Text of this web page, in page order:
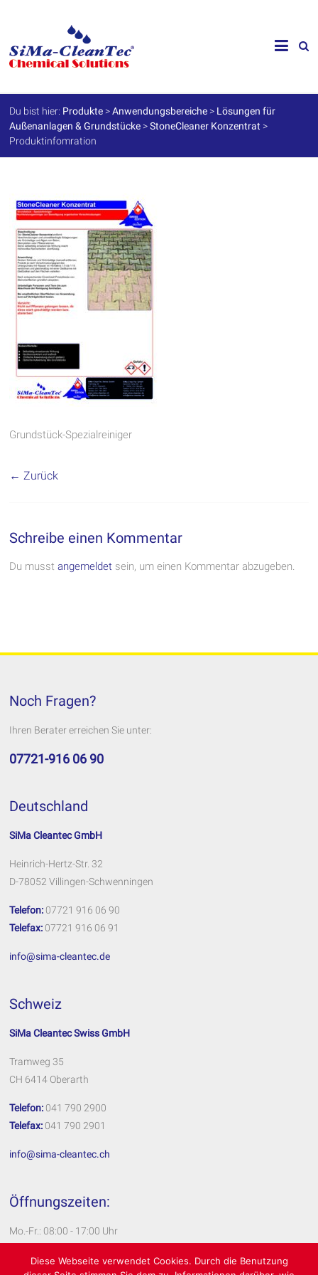
SiMa-
Cleantec
GmbH
Spezialprodukte
für
Instandhaltung
Du bist hier: Produkte >Anwendungsbereiche > Lösungen für
Außenanlagen & Grundstücke >StoneCleaner Konzentrat >
Produktinfomration
Grundstück-Spezialreiniger
← Zurück
Schreibe einen Kommentar
Du musstangemeldet sein, um einen Kommentar abzugeben.
Noch Fragen?
Ihren Berater erreichen Sie unter:
07721-916 06 90
Deutschland
SiMa Cleantec GmbH
Heinrich-Hertz-Str. 32
D-78052 Villingen-Schwenningen
Telefon: 07721 916 06 90
Telefax: 07721 916 06 91
info@sima-cleantec.de
Schweiz
SiMa Cleantec Swiss GmbH
Tramweg 35
CH 6414 Oberarth
Telefon: 041 790 2900
Telefax: 041 790 2901
info@sima-cleantec.ch
Öffnungszeiten:
Mo.-Fr.: 08:00 - 17:00 Uhr
Impressum
Diese Webseite verwendet Cookies. Durch die Benutzung